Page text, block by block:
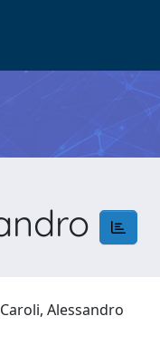
Caroli, Alessandro